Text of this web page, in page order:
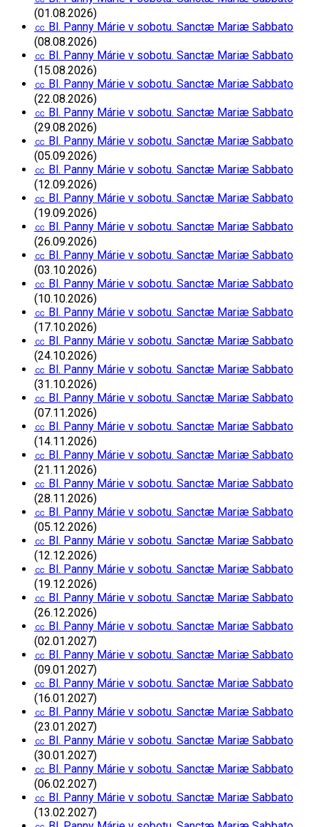
(01.08.2026)
㏄ Bl. Panny Márie v sobotu. Sanctæ Mariæ Sabbato
(08.08.2026)
㏄ Bl. Panny Márie v sobotu. Sanctæ Mariæ Sabbato
(15.08.2026)
㏄ Bl. Panny Márie v sobotu. Sanctæ Mariæ Sabbato
(22.08.2026)
㏄ Bl. Panny Márie v sobotu. Sanctæ Mariæ Sabbato
(29.08.2026)
㏄ Bl. Panny Márie v sobotu. Sanctæ Mariæ Sabbato
(05.09.2026)
㏄ Bl. Panny Márie v sobotu. Sanctæ Mariæ Sabbato
(12.09.2026)
㏄ Bl. Panny Márie v sobotu. Sanctæ Mariæ Sabbato
(19.09.2026)
㏄ Bl. Panny Márie v sobotu. Sanctæ Mariæ Sabbato
(26.09.2026)
㏄ Bl. Panny Márie v sobotu. Sanctæ Mariæ Sabbato
(03.10.2026)
㏄ Bl. Panny Márie v sobotu. Sanctæ Mariæ Sabbato
(10.10.2026)
㏄ Bl. Panny Márie v sobotu. Sanctæ Mariæ Sabbato
(17.10.2026)
㏄ Bl. Panny Márie v sobotu. Sanctæ Mariæ Sabbato
(24.10.2026)
㏄ Bl. Panny Márie v sobotu. Sanctæ Mariæ Sabbato
(31.10.2026)
㏄ Bl. Panny Márie v sobotu. Sanctæ Mariæ Sabbato
(07.11.2026)
㏄ Bl. Panny Márie v sobotu. Sanctæ Mariæ Sabbato
(14.11.2026)
㏄ Bl. Panny Márie v sobotu. Sanctæ Mariæ Sabbato
(21.11.2026)
㏄ Bl. Panny Márie v sobotu. Sanctæ Mariæ Sabbato
(28.11.2026)
㏄ Bl. Panny Márie v sobotu. Sanctæ Mariæ Sabbato
(05.12.2026)
㏄ Bl. Panny Márie v sobotu. Sanctæ Mariæ Sabbato
(12.12.2026)
㏄ Bl. Panny Márie v sobotu. Sanctæ Mariæ Sabbato
(19.12.2026)
㏄ Bl. Panny Márie v sobotu. Sanctæ Mariæ Sabbato
(26.12.2026)
㏄ Bl. Panny Márie v sobotu. Sanctæ Mariæ Sabbato
(02.01.2027)
㏄ Bl. Panny Márie v sobotu. Sanctæ Mariæ Sabbato
(09.01.2027)
㏄ Bl. Panny Márie v sobotu. Sanctæ Mariæ Sabbato
(16.01.2027)
㏄ Bl. Panny Márie v sobotu. Sanctæ Mariæ Sabbato
(23.01.2027)
㏄ Bl. Panny Márie v sobotu. Sanctæ Mariæ Sabbato
(30.01.2027)
㏄ Bl. Panny Márie v sobotu. Sanctæ Mariæ Sabbato
(06.02.2027)
㏄ Bl. Panny Márie v sobotu. Sanctæ Mariæ Sabbato
(13.02.2027)